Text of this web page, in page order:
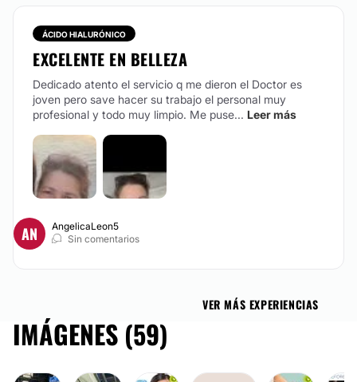
Radiofrecuencia
Microdermoabrasión
Tratamientos faciales
Tratamientos anticelulíticos
Microblading
Drenaje linfático
Cavitación
ÁCIDO HIALURÓNICO
EXCELENTE EN BELLEZA
Dedicado atento el servicio q me dieron el Doctor es
joven pero save hacer su trabajo el personal muy
profesional y todo muy limpio. Me puse... Leer más
AN
AngelicaLeon5
Sin comentarios
VER MÁS EXPERIENCIAS
IMÁGENES (59)